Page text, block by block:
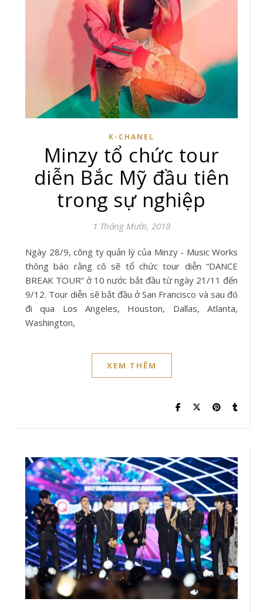
K-CHANEL
Minzy tổ chức tour
diễn Bắc Mỹ đầu tiên
trong sự nghiệp
1 Tháng Mười, 2018
Ngày 28/9, công ty quản lý của Minzy - Music Works
thông báo rằng cô sẽ tổ chức tour diễn “DANCE
BREAK TOUR” ở 10 nước bắt đầu từ ngày 21/11 đến
9/12. Tour diễn sẽ bắt đầu ở San Francisco và sau đó
đi qua Los Angeles, Houston, Dallas, Atlanta,
Washington,
XEM THÊM